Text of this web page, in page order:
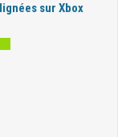
sur Xbox